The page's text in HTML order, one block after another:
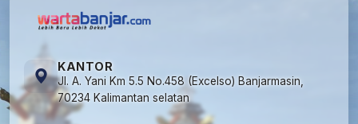
KANTOR
Jl. A. Yani Km 5.5 No.458 (Excelso) Banjarmasin,
70234 Kalimantan selatan